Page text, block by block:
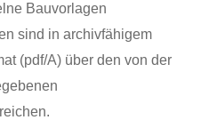
Bauvorlagen
sind in archivfähigem
(pdf/A) über den von der